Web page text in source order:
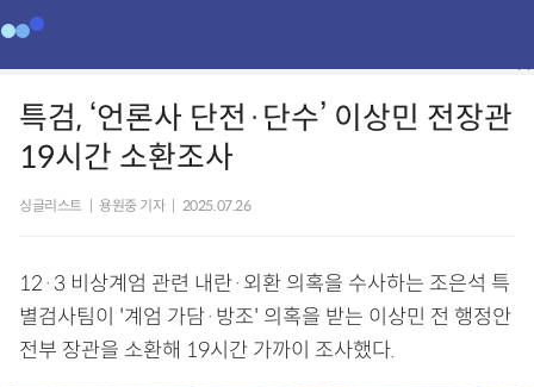
특검, ‘언론사 단전·단수’ 이상민 전장관
19시간 소환조사
싱글리스트 용원중 기자 2025.07.26
12·3 비상계엄 관련 내란·외환 의혹을 수사하는 조은석 특
별검사팀이 '계엄 가담·방조' 의혹을 받는 이상민 전 행정안
전부 장관을 소환해 19시간 가까이 조사했다.